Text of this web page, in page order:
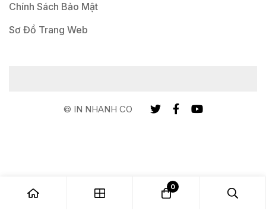
Chính Sách Bảo Mật
Sơ Đồ Trang Web
© IN NHANH CO
0